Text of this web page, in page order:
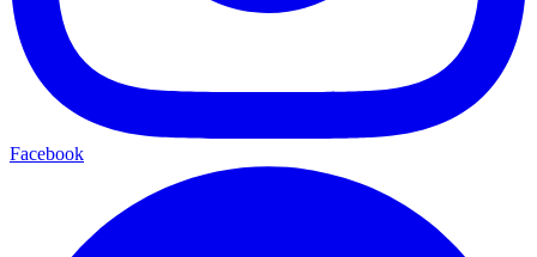
Facebook